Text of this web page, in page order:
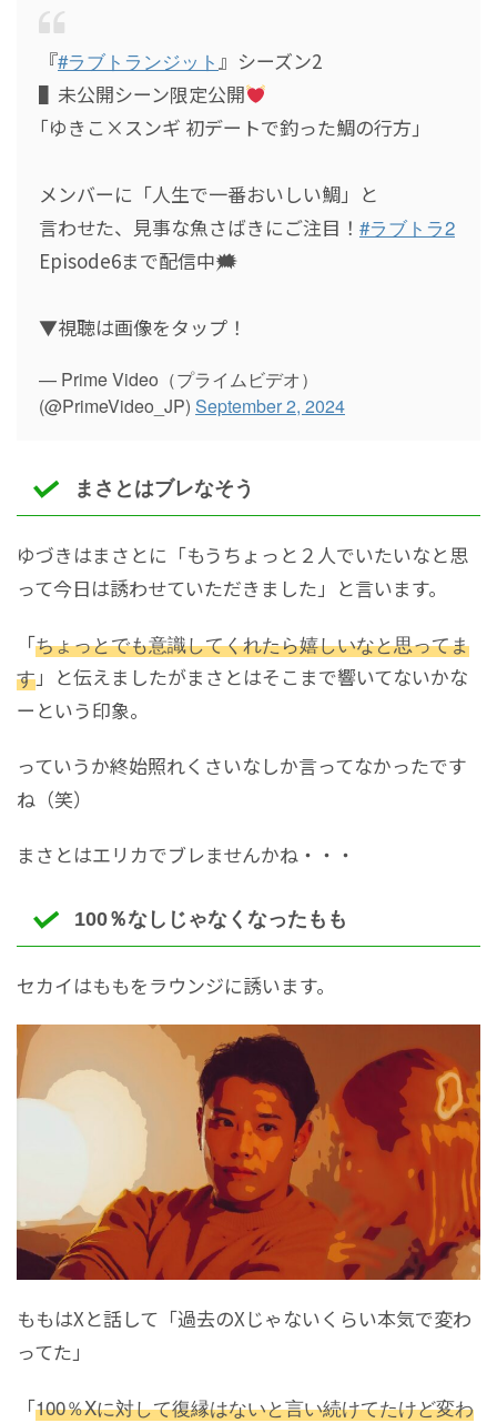
『#ラブトランジット 』シーズン2
▌未公開シーン限定公開
｢ゆきこ×スンギ 初デートで釣った鯛の行方｣
メンバーに「人生で一番おいしい鯛」と
言わせた、見事な魚さばきにご注目！ #ラブトラ2
Episode6まで配信中🗯
▼視聴は画像をタップ！
— Prime Video（プライムビデオ）
(@PrimeVideo_JP) September 2, 2024
まさとはブレなそう
ゆづきはまさとに「もうちょっと２人でいたいなと思
って今日は誘わせていただきました」と言います。
「ちょっとでも意識してくれたら嬉しいなと思ってま
す」と伝えましたがまさとはそこまで響いてないかな
ーという印象。
っていうか終始照れくさいなしか言ってなかったです
ね（笑）
まさとはエリカでブレませんかね・・・
100％なしじゃなくなったもも
セカイはももをラウンジに誘います。
ももはXと話して「過去のXじゃないくらい本気で変わ
ってた」
「100％Xに対して復縁はないと言い続けてたけど変わ